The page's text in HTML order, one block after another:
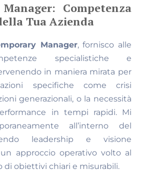
Competenza
Tua Azienda
Manager, fornisco alle
specialistiche e
in maniera mirata per
specifiche come crisi
generazionali, o la necessità
in tempi rapidi. Mi
all’interno del
leadership e visione
approccio operativo volto al
obiettivi chiari e misurabili.